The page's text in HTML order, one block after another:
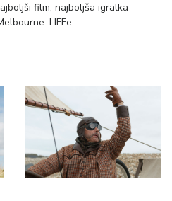
film, najboljša igralka –
LIFFe.